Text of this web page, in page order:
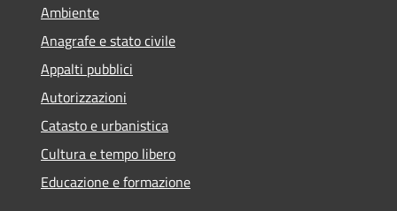
Ambiente
Anagrafe e stato civile
Appalti pubblici
Autorizzazioni
Catasto e urbanistica
Cultura e tempo libero
Educazione e formazione